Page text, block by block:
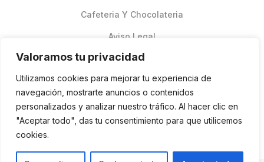
Valoramos tu privacidad
Utilizamos cookies para mejorar tu experiencia de
navegación, mostrarte anuncios o contenidos
personalizados y analizar nuestro tráfico. Al hacer clic en
"Aceptar todo", das tu consentimiento para que utilicemos
cookies.
Cafeteria Y Chocolateria
Aviso Legal
Pedidos Online Glovo
Contacto